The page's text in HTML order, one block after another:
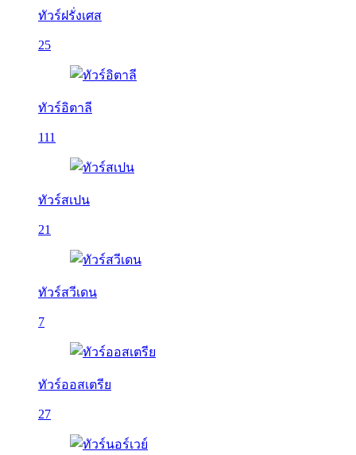
ทัวร์ฝรั่งเศส
25
ทัวร์อิตาลี
111
ทัวร์สเปน
21
ทัวร์สวีเดน
7
ทัวร์ออสเตรีย
27